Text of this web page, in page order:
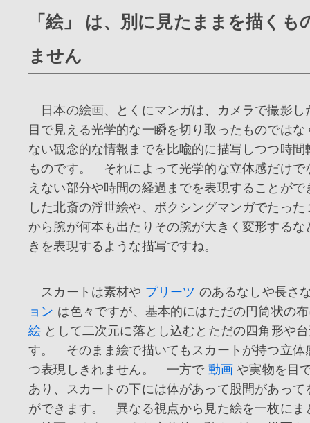
「絵」 は、別に見たままを描くも
ません
日本の絵画、とくにマンガは、カメラで撮影し
目で見える光学的な一瞬を切り取ったものではな
ない観念的な情報までを比喩的に描写しつつ時間
ものです。 それによって光学的な立体感だけで
えない部分や時間の経過までを表現することが
した北斎の浮世絵や、ボクシングマンガでたった
から腕が何本も出たりその腕が大きく変形するな
きを表現するような描写ですね。
スカートは素材や プリーツ のあるなしや長さ
ョン は色々ですが、基本的にはただの円筒状の
絵 として二次元に落とし込むとただの四角形や
す。 そのまま絵で描いてもスカートが持つ立体
つ表現しきれません。 一方で 動画 や実物を目
あり、スカートの下には体があって股間があって
ができます。 異なる視点から見た絵を一枚にま